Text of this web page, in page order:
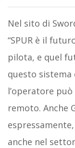
Nel sito di
“SPUR è il
pilota, e quel
questo sistema
l’operatore
remoto. Anche
anche nel